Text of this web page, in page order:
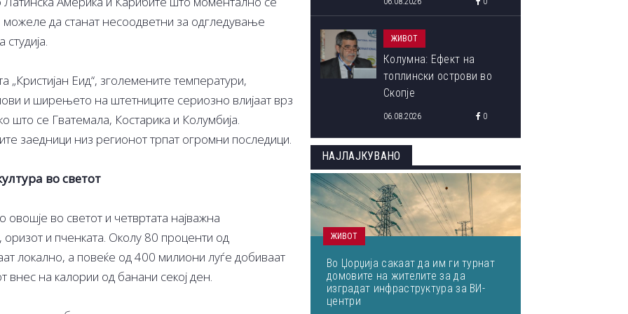
да станат несоодветни за одгледување
„Кристијан Еид“, зголемените температури,
и ширењето на штетниците сериозно влијаат врз
што се Гватемала, Костарика и Колумбија.
заедници низ регионот трпат огромни последици.
во светот
во светот и четвртата најважна
и пченката. Околу 80 проценти од
локално, а повеќе од 400 милиони луѓе добиваат
внес на калории од банани секој ден.
ЖИВОТ
Колумна: Ефект на
топлински острови во
Скопје
06.08.2026 0
НАЈЛАЈКУВАНО
ЖИВОТ
Во Џорџија сакаат да им ги турнат
домовите на жителите за да
изградат инфраструктура за ВИ-
центри